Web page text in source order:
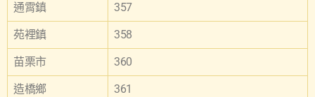
通霄鎮 357
苑裡鎮 358
苗栗市 360
造橋鄉 361